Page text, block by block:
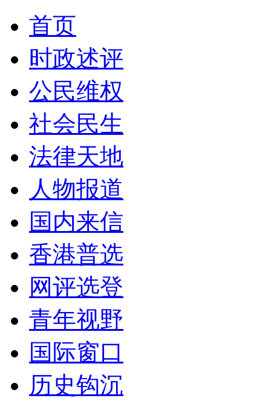
首页
时政述评
公民维权
社会民生
法律天地
人物报道
国内来信
香港普选
网评选登
青年视野
国际窗口
历史钩沉